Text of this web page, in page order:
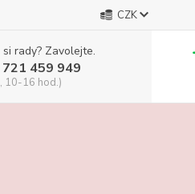
CZK
rady? Zavolejte.
459 949
10-16 hod.)